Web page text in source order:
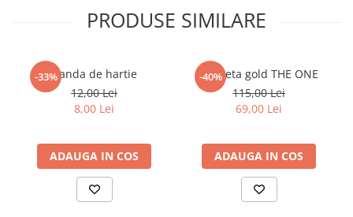
PRODUSE SIMILARE
-33%Banda de hartie
12,00 Lei
8,00 Lei
ADAUGA IN COS
-40%
Penseta gold THE ONE
115,00 Lei
69,00 Lei
ADAUGA IN COS